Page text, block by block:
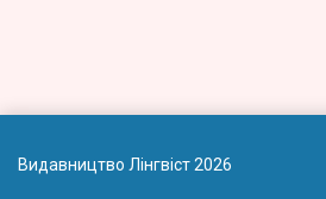
Видавництво Лінгвіст 2026